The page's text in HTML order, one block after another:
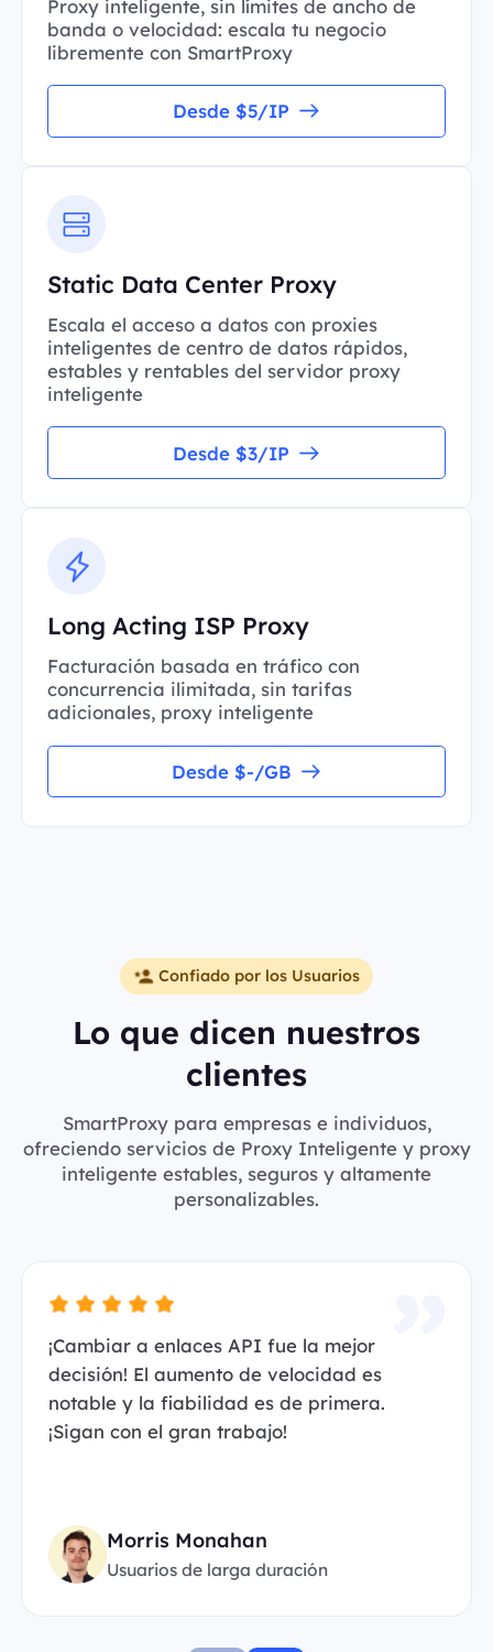
Proxy inteligente, sin límites de ancho de
banda o velocidad: escala tu negocio
libremente con SmartProxy
Desde $5/IP
Static Data Center Proxy
Escala el acceso a datos con proxies
inteligentes de centro de datos rápidos,
estables y rentables del servidor proxy
inteligente
Desde $3/IP
Long Acting ISP Proxy
Facturación basada en tráfico con
concurrencia ilimitada, sin tarifas
adicionales, proxy inteligente
Desde $-/GB
Confiado por los Usuarios
Lo que dicen nuestros
clientes
SmartProxy para empresas e individuos,
ofreciendo servicios de Proxy Inteligente y proxy
inteligente estables, seguros y altamente
personalizables.
¡Cambiar a enlaces API fue la mejor
decisión! El aumento de velocidad es
notable y la fiabilidad es de primera.
¡Sigan con el gran trabajo!
Morris Monahan
Usuarios de larga duración